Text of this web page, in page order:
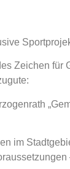
Zeichen
im